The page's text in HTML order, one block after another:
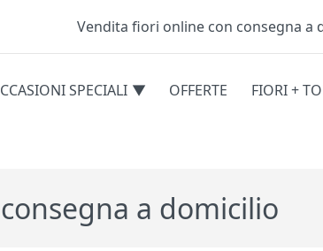
Testata
Vendita fiori online con consegna a
SPECIALI OFFERTE FIORI +
a domicilio